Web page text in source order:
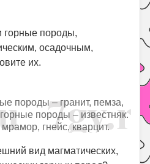
горные породы,
осадочным,
их.
породы – гранит, пемза,
породы – известняк.
гнейс, кварцит.
вид магматических,